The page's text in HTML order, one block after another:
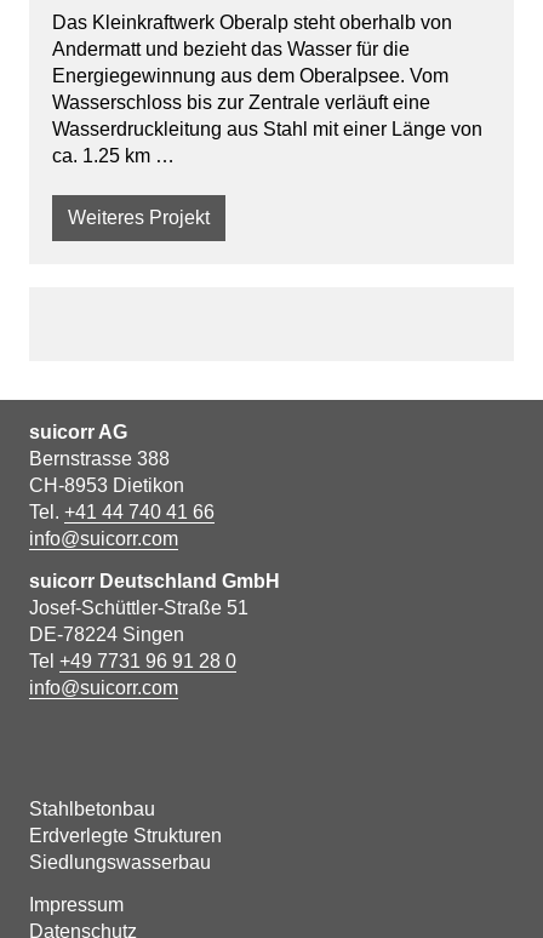
Das Kleinkraftwerk Oberalp steht oberhalb von
Andermatt und bezieht das Wasser für die
Energiegewinnung aus dem Oberalpsee. Vom
Wasserschloss bis zur Zentrale verläuft eine
Wasserdruckleitung aus Stahl mit einer Länge von
ca. 1.25 km …
Weiteres Projekt
suicorr AG
Bernstrasse 388
CH-8953 Dietikon
Tel. +41 44 740 41 66
info@suicorr.com
suicorr Deutschland GmbH
Josef-Schüttler-Straße 51
DE-78224 Singen
Tel +49 7731 96 91 28 0
info@suicorr.com
Stahlbetonbau
Erdverlegte Strukturen
Siedlungswasserbau
Impressum
Datenschutz